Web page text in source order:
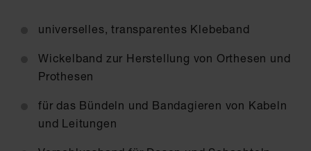
universelles, transparentes Klebeband
Wickelband zur Herstellung von Orthesen und
Prothesen
für das Bündeln und Bandagieren von Kabeln
und Leitungen